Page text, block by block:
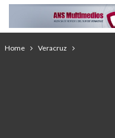
Home Veracruz